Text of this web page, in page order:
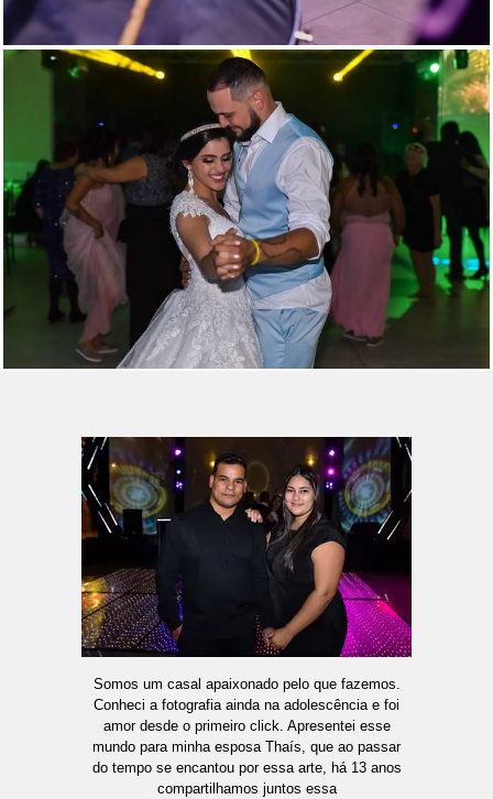
Somos um casal apaixonado pelo que fazemos.
Conheci a fotografia ainda na adolescência e foi
amor desde o primeiro click. Apresentei esse
mundo para minha esposa Thaís, que ao passar
do tempo se encantou por essa arte, há 13 anos
compartilhamos juntos essa